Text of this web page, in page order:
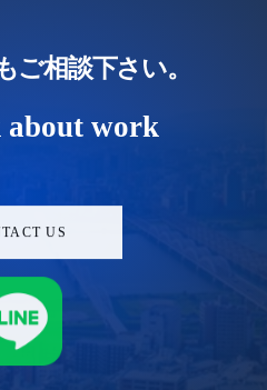
ご相談下さい。
work
US